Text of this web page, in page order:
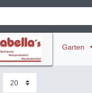
Garten